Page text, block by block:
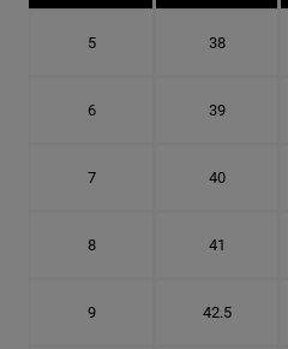
5 38
6 39
7 40
8 41
9 42.5